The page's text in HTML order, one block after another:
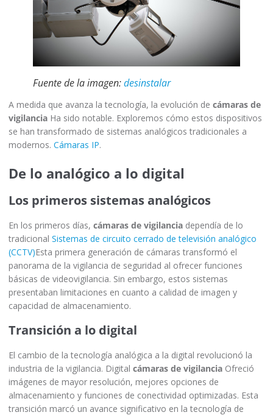
Fuente de la imagen:desinstalar
A medida que avanza la tecnología, la evolución de cámaras de
vigilancia Ha sido notable. Exploremos cómo estos dispositivos
se han transformado de sistemas analógicos tradicionales a
modernos. Cámaras IP.
De lo analógico a lo digital
Los primeros sistemas analógicos
En los primeros días, cámaras de vigilancia dependía de lo
tradicional Sistemas de circuito cerrado de televisión analógico
(CCTV)Esta primera generación de cámaras transformó el
panorama de la vigilancia de seguridad al ofrecer funciones
básicas de videovigilancia. Sin embargo, estos sistemas
presentaban limitaciones en cuanto a calidad de imagen y
capacidad de almacenamiento.
Transición a lo digital
El cambio de la tecnología analógica a la digital revolucionó la
industria de la vigilancia. Digital cámaras de vigilancia Ofreció
imágenes de mayor resolución, mejores opciones de
almacenamiento y funciones de conectividad optimizadas. Esta
transición marcó un avance significativo en la tecnología de